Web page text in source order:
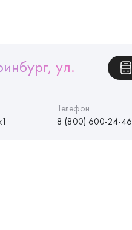
ул.
Телефон
8 (800) 600-24-46